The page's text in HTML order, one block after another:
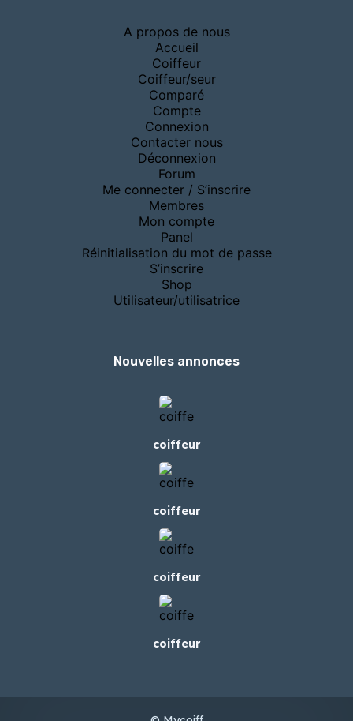
A propos de nous
Accueil
Coiffeur
Coiffeur/seur
Comparé
Compte
Connexion
Contacter nous
Déconnexion
Forum
Me connecter / S’inscrire
Membres
Mon compte
Panel
Réinitialisation du mot de passe
S’inscrire
Shop
Utilisateur/utilisatrice
Nouvelles annonces
coiffeur
coiffeur
coiffeur
coiffeur